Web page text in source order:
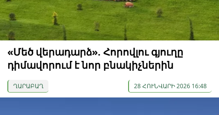
«Մեծ վերադարձ». Հորովլու գյուղը
դիմավորում է նոր բնակիչներին
ՂԱՐԱԲԱՂ 28 ՀՈՒՆՎԱՐԻ 2026 16:48